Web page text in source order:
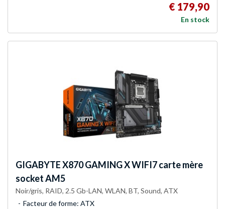
€ 179,90
En stock
GIGABYTEX870 GAMING X WIFI7 carte mère
socket AM5
Noir/gris, RAID, 2.5 Gb-LAN, WLAN, BT, Sound, ATX
Facteur de forme: ATX